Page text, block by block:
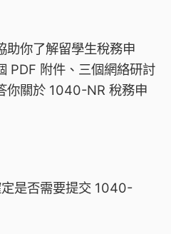
助你了解留學生稅務申
PDF 附件、三個網絡研討
你關於 1040-NR 稅務申
是否需要提交 1040-